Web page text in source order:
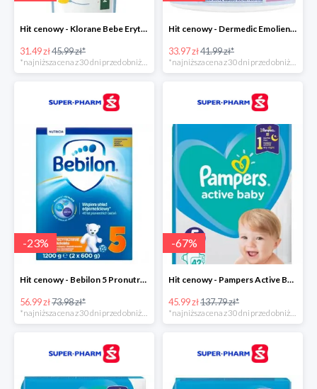
Hit cenowy - Klorane Bebe Eryteal 3w1
31.49 zł45.99 zł*
Hit cenowy - Dermedic Emolient Baby Linum
33.97 zł41.99 zł*
-23%
Hit cenowy - Bebilon 5 Pronutra Advance
56.99 zł73.98 zł*
*najniższa cena z 30 dni przed obniżką
-67%
Hit cenowy - Pampers Active Baby 5
45.99 zł137.79 zł*
*najniższa cena z 30 dni przed obniżką